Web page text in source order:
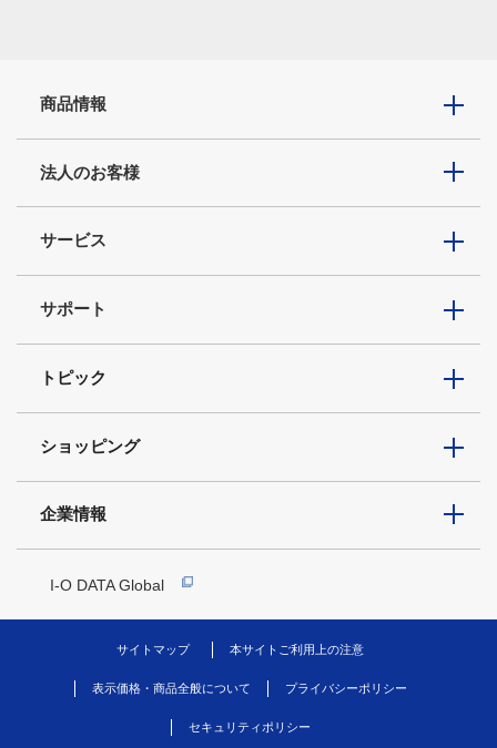
商品情報
法人のお客様
サービス
サポート
トピック
ショッピング
企業情報
I-O DATA Global
サイトマップ 本サイトご利用上の注意
表示価格・商品全般について プライバシーポリシー
セキュリティポリシー